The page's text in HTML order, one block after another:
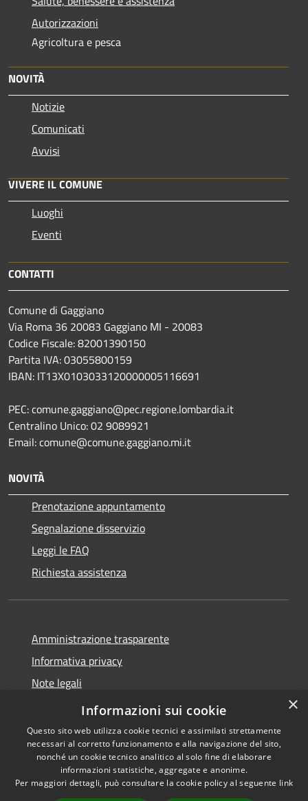
Autorizzazioni
Agricoltura e pesca
NOVITÀ
Notizie
Comunicati
Avvisi
VIVERE IL COMUNE
Luoghi
Eventi
CONTATTI
Comune di Gaggiano
Via Roma 36 20083 Gaggiano MI - 20083
Codice Fiscale: 82001390150
Partita IVA: 03055800159
IBAN: IT13X0103033120000005116691
PEC: comune.gaggiano@pec.regione.lombardia.it
Centralino Unico: 02 9089921
Email: comune@comune.gaggiano.mi.it
NOVITÀ
Prenotazione appuntamento
Segnalazione disservizio
Leggi le FAQ
Richiesta assistenza
Amministrazione trasparente
Informativa privacy
Note legali
Dichiarazione di accessibilità
Accessibilità
Copyright © 2026 • Comune di
Gaggiano • Powered by
×
Informazioni sui cookie
Questo sito web utilizza cookie tecnici e assimilati strettamente
necessari al corretto funzionamento e alla navigazione del sito,
nonché un cookie tecnico analitico al solo fine di elaborare
informazioni statistiche, aggregate e anonime.
Per maggiori dettagli, può consultare la cookie policy al seguente link